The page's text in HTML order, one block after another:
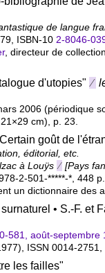
de langue
ISBN-10 2-8046-
, directeur de
d'utopies" ⁄
2006 (périodique
cm), p. 23.
goût de
éditorial, etc.
à Louÿs ⁄ [Pays
2-501-*****-* , 448
un dictionnaire des
• S.-F. et
581, août-septembre
ISSN 0014-
les failles"